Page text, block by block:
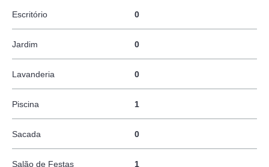
Escritório 0
Jardim 0
Lavanderia 0
Piscina 1
Sacada 0
Salão de Festas 1